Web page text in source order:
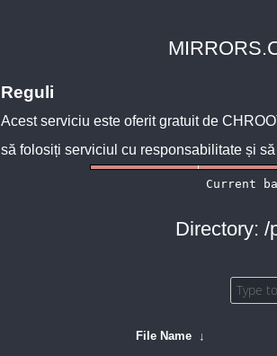
Reguli
Acest serviciu este oferit gratuit de
să folosiți serviciul cu responsabilitate și
Directory: /
File Name ↓